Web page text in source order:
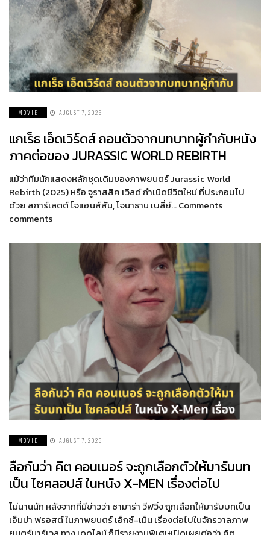
MOVIE AUGUST 7, 2026
แกเร็ธ เอ็ดเวิร์ดส์ ถอนตัวจากบทบาทผู้กำกับหนัง
ภาคต่อของ JURASSIC WORLD REBIRTH
แม้ว่าทีมนักแสดงหลักชุดเดิมของภาพยนตร์ Jurassic World
Rebirth (2025) หรือ จูราสสิค เวิลด์ กำเนิดชีวิตใหม่ ที่ประกอบไป
ด้วย สการ์เลตต์ โจแฮนส์สัน, โจนาธาน เบลี่ย์… Comments
comments
MOVIE AUGUST 7, 2026
ลือกันว่า คิต คอนเนอร์ จะถูกเลือกตัวให้มารับบท
เป็น ไซคลอปส์ ในหนัง X-MEN เรื่องต่อไป
ไม่นานนัก หลังจากที่มีข่าวว่า ซามาร่า วีฟวิ่ง ถูกเลือกให้มารับบทเป็น
เอ็มม่า ฟรอสต์ ในภาพยนตร์ เอ็กซ์-เม็น เรื่องต่อไปในจักรวาลภาพ